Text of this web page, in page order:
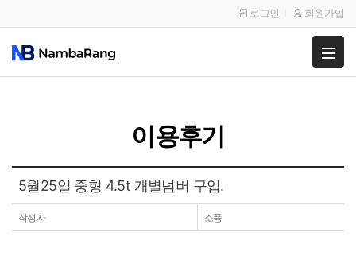
팔고
공지사항
이용후기
로그인 회원가입
이용후기
5월25일 중형 4.5t 개별넘버 구입.
작성자 소풍